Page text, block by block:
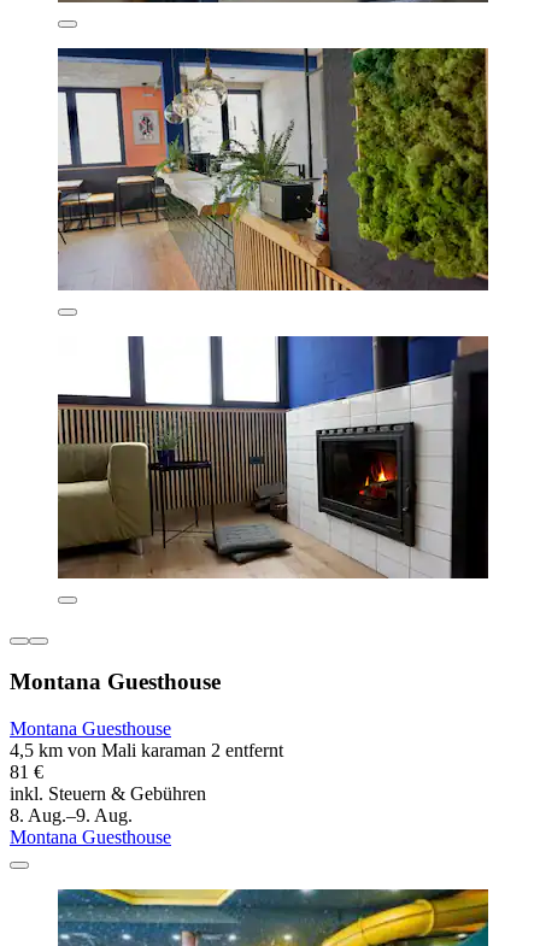
Montana Guesthouse
Montana Guesthouse
4,5 km von Mali karaman 2 entfernt
81 €
inkl. Steuern & Gebühren
8. Aug.–9. Aug.
Montana Guesthouse